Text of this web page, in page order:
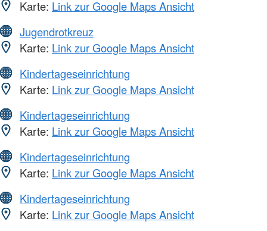
Karte: Link zur Google Maps Ansicht
Jugendrotkreuz
Karte: Link zur Google Maps Ansicht
Kindertageseinrichtung
Karte: Link zur Google Maps Ansicht
Kindertageseinrichtung
Karte: Link zur Google Maps Ansicht
Kindertageseinrichtung
Karte: Link zur Google Maps Ansicht
Kindertageseinrichtung
Karte: Link zur Google Maps Ansicht